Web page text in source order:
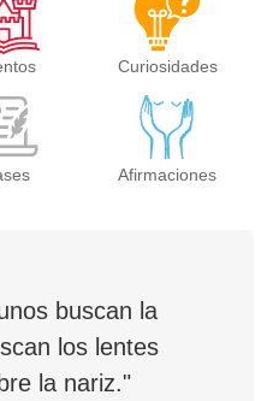
Curiosidades
Afirmaciones
buscan la
los lentes
la nariz."